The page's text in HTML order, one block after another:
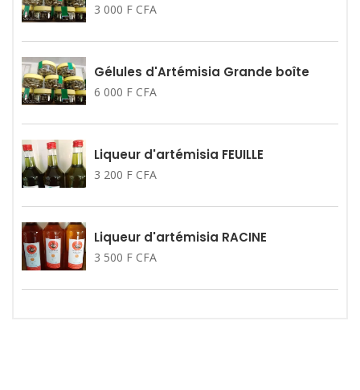
3 000 F CFA
Gélules d'Artémisia Grande boîte
6 000 F CFA
Liqueur d'artémisia FEUILLE
3 200 F CFA
Liqueur d'artémisia RACINE
3 500 F CFA